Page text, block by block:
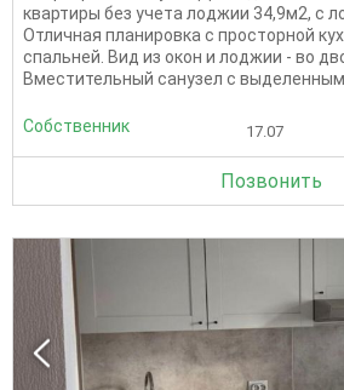
квартиры без учета лоджии 34,9м2, с
Отличная планировка с просторной
спальней. Вид из окон и лоджии - во
Вместительный санузел с выделенным
Собственник 17.07
Позвонить